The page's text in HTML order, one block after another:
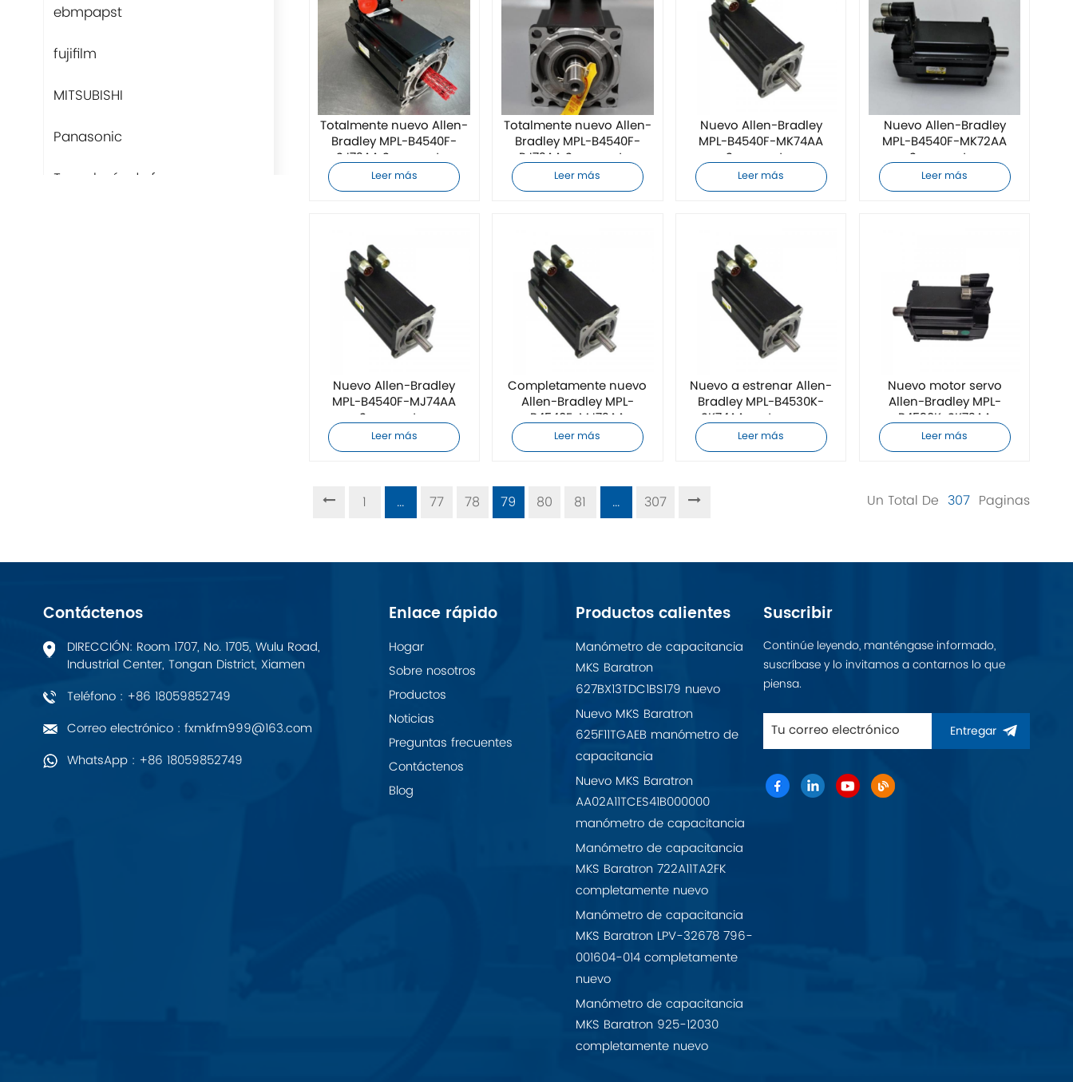
ebmpapst
fujifilm
MITSUBISHI
Panasonic
Tecnología de fans
CONTACTO FÉNIX
Mettler Toledo
PALL
Totalmente nuevo Allen-
Bradley MPL-B4540F-
SJ72AA Servomotor
Leer más
Totalmente nuevo Allen-
Bradley MPL-B4540F-
RJ72AA Servomotor
Leer más
Nuevo Allen-Bradley
MPL-B4540F-MK74AA
Servomotor
Leer más
Nuevo Allen-Bradley
MPL-B4540F-MK72AA
Servomotor
Leer más
Nuevo Allen-Bradley
MPL-B4540F-MJ74AA
Servomotor
Leer más
Completamente nuevo
Allen-Bradley MPL-
B4540F-MJ72AA
Servomotor
Leer más
Nuevo a estrenar Allen-
Bradley MPL-B4530K-
SK74AA motor servo
Leer más
Nuevo motor servo
Allen-Bradley MPL-
B4530K-SK72AA
Leer más
1 ... 77 78 79 80 81 ... 307 Un Total De 307 Paginas
Contáctenos
DIRECCIÓN: Room 1707, No. 1705, Wulu Road,
Industrial Center, Tongan District, Xiamen
Teléfono : +86 18059852749
Correo electrónico : fxmkfm999@163.com
WhatsApp : +86 18059852749
Enlace rápido
Hogar
Sobre nosotros
Productos
Noticias
Preguntas frecuentes
Contáctenos
Blog
Productos calientes
Manómetro de capacitancia
MKS Baratron
627BX13TDC1BS179 nuevo
Nuevo MKS Baratron
625F11TGAEB manómetro de
capacitancia
Nuevo MKS Baratron
AA02A11TCES41B000000
manómetro de capacitancia
Manómetro de capacitancia
MKS Baratron 722A11TA2FK
completamente nuevo
Manómetro de capacitancia
MKS Baratron LPV-32678 796-
001604-014 completamente
nuevo
Manómetro de capacitancia
MKS Baratron 925-12030
completamente nuevo
Suscribir
Continúe leyendo, manténgase informado,
suscríbase y lo invitamos a contarnos lo que
piensa.
Entregar